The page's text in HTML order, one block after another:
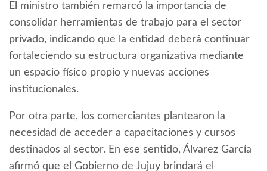
El ministro también remarcó la importancia de
consolidar herramientas de trabajo para el sector
privado, indicando que la entidad deberá continuar
fortaleciendo su estructura organizativa mediante
un espacio físico propio y nuevas acciones
institucionales.
Por otra parte, los comerciantes plantearon la
necesidad de acceder a capacitaciones y cursos
destinados al sector. En ese sentido, Álvarez García
afirmó que el Gobierno de Jujuy brindará el